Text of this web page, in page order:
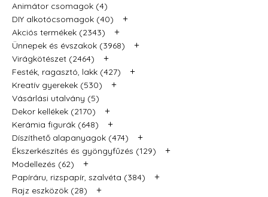
Animátor csomagok (4)
DIY alkotócsomagok (40)
+
Akciós termékek (2343) +
Ünnepek és évszakok (3968) +
Virágkötészet (2464) +
Festék, ragasztó, lakk (427) +
Kreatív gyerekek (530) +
Vásárlási utalvány (5)
Dekor kellékek (2170)
+
Kerámia figurák (648) +
Díszíthető alapanyagok (474) +
Ékszerkészítés és gyöngyfűzés (129) +
Modellezés (62) +
Papíráru, rizspapír, szalvéta (384) +
Rajz eszközök (28) +